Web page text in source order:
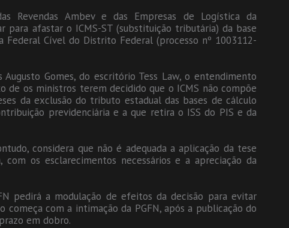
Revendas Ambev e das Empresas de Logística da
para afastar o ICMS-ST (substituição tributária) da base
Federal Cível do Distrito Federal (processo nº 1003112-
Gomes, do escritório Tess Law, o entendimento
os ministros terem decidido que o ICMS não compõe
da exclusão do tributo estadual das bases de cálculo
previdenciária e a que retira o ISS do PIS e da
considera que não é adequada a aplicação da tese
os esclarecimentos necessários e a apreciação da
pedirá a modulação de efeitos da decisão para evitar
começa com a intimação da PGFN, após a publicação do
em dobro.